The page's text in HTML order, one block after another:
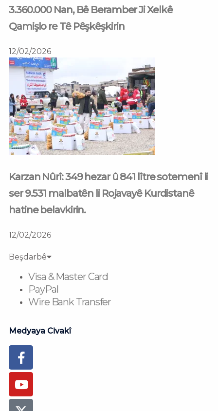
3.360.000 Nan, Bê Beramber Ji Xelkê
Qamişlo re Tê Pêşkêşkirin
12/02/2026
Karzan Nûrî: 349 hezar û 841 lître sotemenî li
ser 9.531 malbatên li Rojavayê Kurdistanê
hatine belavkirin.
12/02/2026
Beşdarbê
Visa & Master Card
PayPal
Wire Bank Transfer
Medyaya Civakî
Facebook-
f
Youtube
Instagram
Flickr
Tiktok